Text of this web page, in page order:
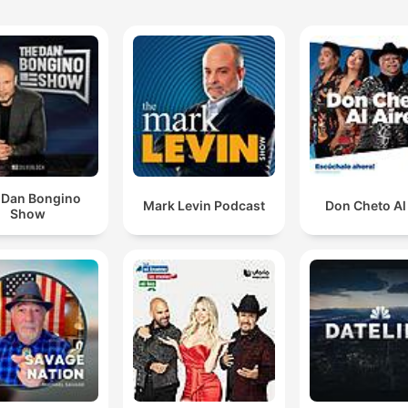
Bongino
Show
Mark Levin Podcast Don Cheto